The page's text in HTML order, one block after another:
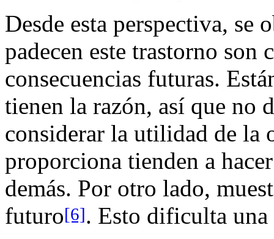
Desde esta perspectiva, se
padecen este trastorno
consecuencias futuras.
tienen la razón, así que no
considerar la utilidad de la
proporciona tienden a
demás. Por otro lado,
futuro[6]. Esto dificulta una